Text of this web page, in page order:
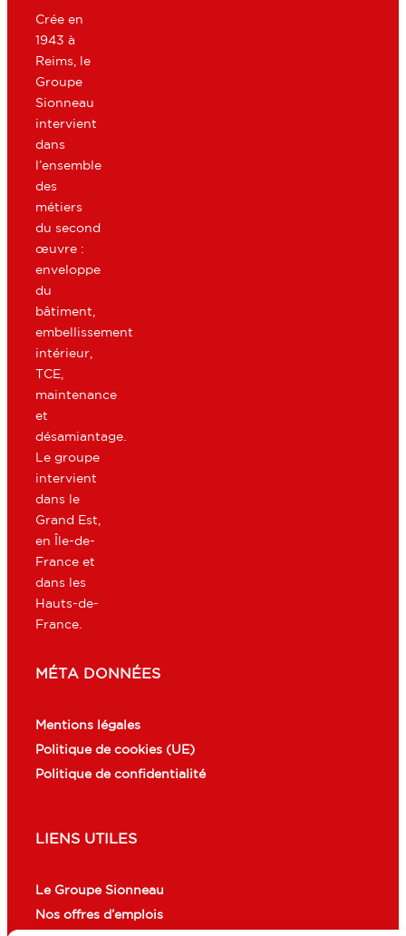
Crée en
1943 à
Reims, le
Groupe
Sionneau
intervient
dans
l’ensemble
des
métiers
du second
œuvre :
enveloppe
du
bâtiment,
embellissement
intérieur,
TCE,
maintenance
et
désamiantage.
Le groupe
intervient
dans le
Grand Est,
en Île-de-
France et
dans les
Hauts-de-
France.
MÉTA DONNÉES
Mentions légales
Politique de cookies (UE)
Politique de confidentialité
LIENS UTILES
Le Groupe Sionneau
Nos offres d’emplois